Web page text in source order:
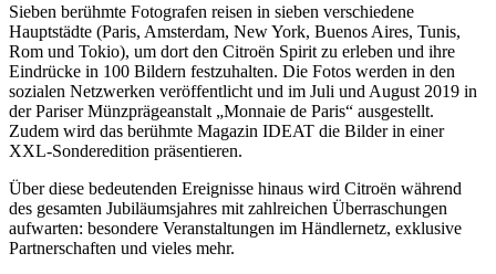
Sieben berühmte Fotografen reisen in sieben verschiedene
Hauptstädte (Paris, Amsterdam, New York, Buenos Aires, Tunis,
Rom und Tokio), um dort den Citroën Spirit zu erleben und ihre
Eindrücke in 100 Bildern festzuhalten. Die Fotos werden in den
sozialen Netzwerken veröffentlicht und im Juli und August 2019 in
der Pariser Münzprägeanstalt „Monnaie de Paris“ ausgestellt.
Zudem wird das berühmte Magazin IDEAT die Bilder in einer
XXL-Sonderedition präsentieren.
Über diese bedeutenden Ereignisse hinaus wird Citroën während
des gesamten Jubiläumsjahres mit zahlreichen Überraschungen
aufwarten: besondere Veranstaltungen im Händlernetz, exklusive
Partnerschaften und vieles mehr.